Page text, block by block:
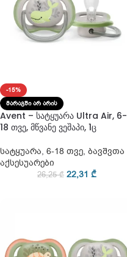
-15%
ᲛᲐᲠᲐᲒᲨᲘ ᲐᲠ ᲐᲠᲘᲡ
Avent – სატყუარა Ultra Air, 6-
18 თვე, მწვანე ვეშაპი, 1ც
სატყუარა, 6-18 თვე, ბავშვთა
აქსესუარები
26,25₾ 22,31 ₾